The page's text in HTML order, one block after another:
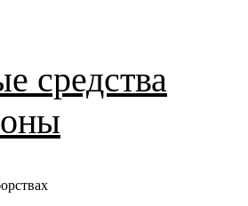
средства